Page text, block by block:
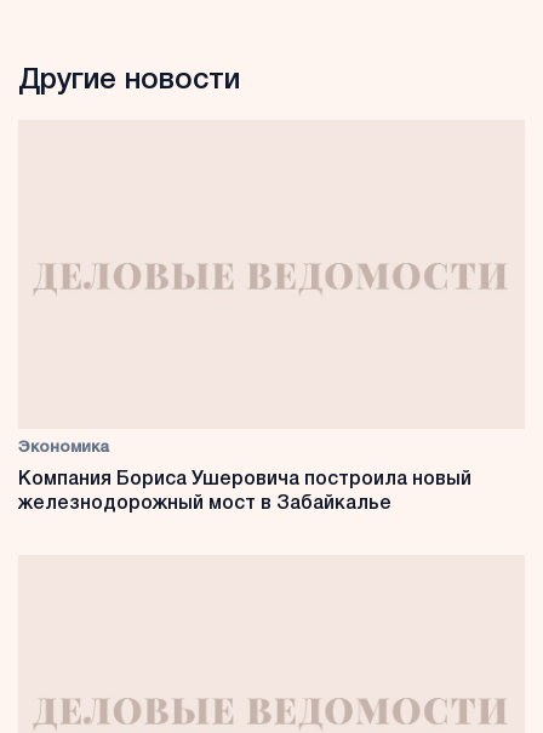
Другие новости
Экономика
Компания Бориса Ушеровича построила новый
железнодорожный мост в Забайкалье